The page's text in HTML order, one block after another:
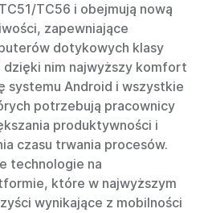
TC56 i obejmują nową
zapewniające
dotykowych klasy
dzięki nim najwyższy komfort
systemu Android i wszystkie
potrzebują pracownicy
produktywności i
czasu trwania procesów.
technologie na
które w najwyższym
wynikające z mobilności